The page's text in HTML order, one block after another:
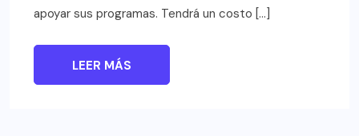
apoyar sus programas. Tendrá un costo […]
LEER MÁS